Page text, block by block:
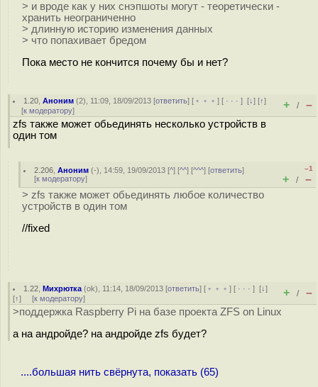
> и вроде как у них снэпшоты могут - теоретически -
хранить неограниченно
> длинную историю изменения данных
> что попахивает бредом
Пока место не кончится почему бы и нет?
1.20 ,Аноним (2), 11:09, 18/09/2013 [ответить] [ ﹢﹢﹢] [ · · ·][↓] [↑]
[к модератору] + / –
zfs также может обьединять несколько устройств в
один том
2.206 ,Аноним (-), 14:59, 19/09/2013 [^] [^^] [^^^] [ответить]
[к модератору]
–1
+ / –
> zfs также может обьединять любое количество
устройств в один том
//fixed
1.22 ,Михрютка (ok), 11:14, 18/09/2013 [ответить] [ ﹢﹢﹢] [ · · ·][↓]
[↑] [к модератору] + / –
>поддержка Raspberry Pi на базе проекта ZFS on Linux
а на андройде? на андройде zfs будет?
....большая нить свёрнута, показать (65)